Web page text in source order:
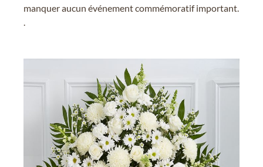
manquer aucun événement commémoratif important.